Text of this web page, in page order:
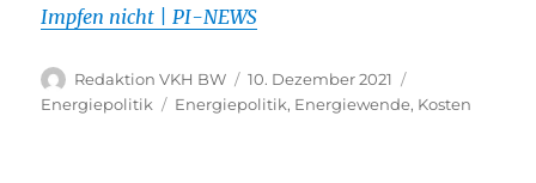
Impfen nicht | PI-NEWS
Autor
Redaktion VKH BW
Veröffentlicht
am
10. Dezember 2021
Energiepolitik
Schlagwörter
Energiepolitik, Energiewende, Kosten